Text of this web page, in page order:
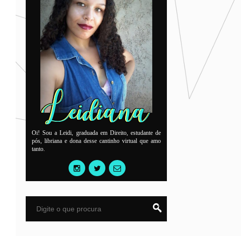
Oi! Sou a Leidi, graduada em Direito, estudante de
pós, libriana e dona desse cantinho virtual que amo
tanto.